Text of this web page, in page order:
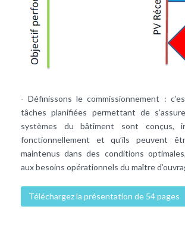
- Définissons le commissionnement :
tâches planifiées permettant de
systèmes du bâtiment sont conçus,
fonctionnellement et qu’ils peuvent
maintenus dans des conditions
aux besoins opérationnels du maître
Téléchargez la présentation de 54 pages